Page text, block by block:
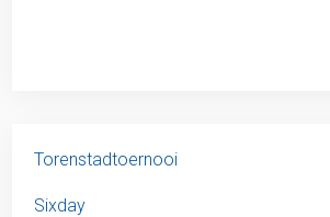
Torenstadtoernooi
Sixday